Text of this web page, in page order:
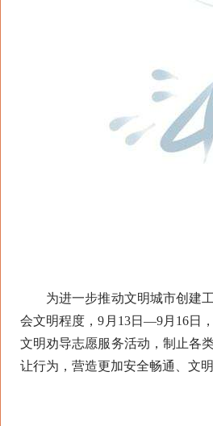
为进一步推动文明城市创建工
会文明程度，9月13日—9月16日
文明劝导志愿服务活动，制止各
让行为，营造更加安全畅通、文